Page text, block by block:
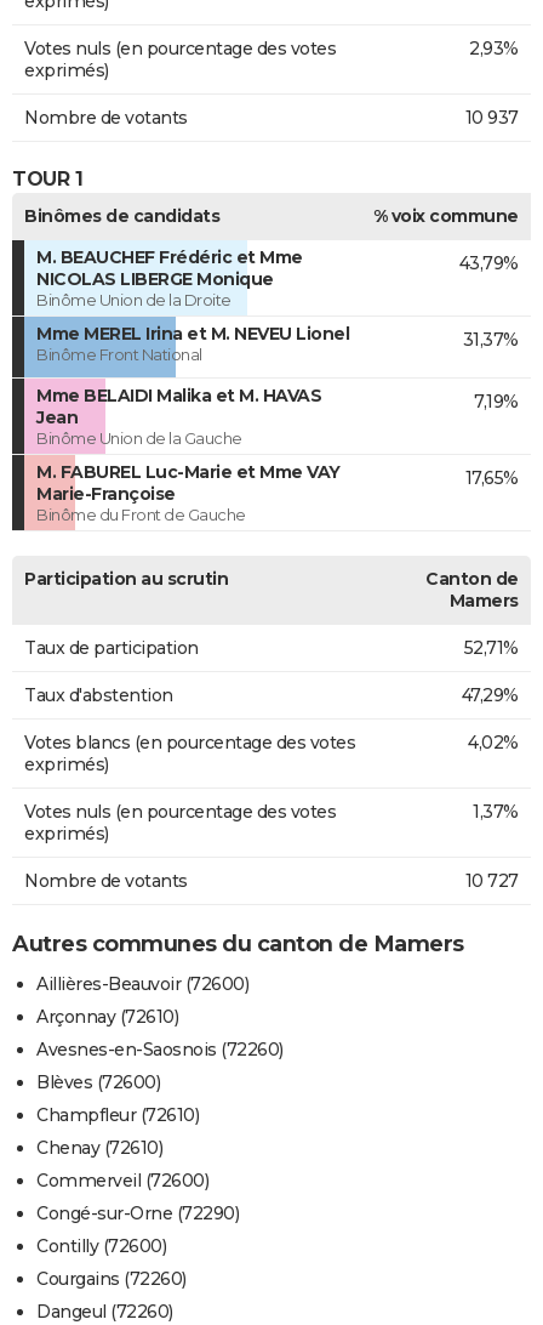
Votes nuls (en pourcentage des votes
exprimés)
2,93%
Nombre de votants 10 937
TOUR 1
Binômes de candidats
% voix commune
M. BEAUCHEF Frédéric et Mme
NICOLAS LIBERGE Monique
Binôme Union de la Droite
43,79%
Mme MEREL Irina et M. NEVEU Lionel
Binôme Front National
31,37%
Mme BELAIDI Malika et M. HAVAS
Jean
Binôme Union de la Gauche
7,19%
M. FABUREL Luc-Marie et Mme VAY
Marie-Françoise
Binôme du Front de Gauche
17,65%
Participation au scrutin
Canton de
Mamers
Taux de participation 52,71%
Taux d'abstention 47,29%
Votes blancs (en pourcentage des votes
exprimés)
4,02%
Votes nuls (en pourcentage des votes
exprimés)
1,37%
Nombre de votants 10 727
Autres communes du canton de Mamers
Aillières-Beauvoir (72600)
Arçonnay (72610)
Avesnes-en-Saosnois (72260)
Blèves (72600)
Champfleur (72610)
Chenay (72610)
Commerveil (72600)
Congé-sur-Orne (72290)
Contilly (72600)
Courgains (72260)
Dangeul (72260)